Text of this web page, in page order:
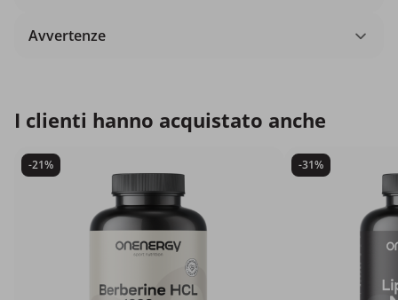
Avvertenze
I clienti hanno acquistato anche
-21% -31%